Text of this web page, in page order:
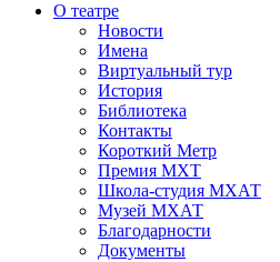
О театре
Новости
Имена
Виртуальный тур
История
Библиотека
Контакты
Короткий Метр
Премия МХТ
Школа-студия МХАТ
Музей МХАТ
Благодарности
Документы